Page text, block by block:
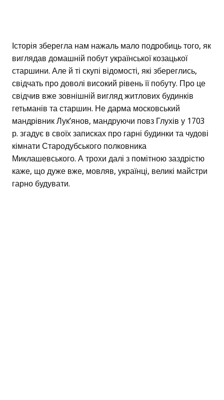
Історія зберегла нам нажаль мало подробиць того, як
виглядав домашній побут української козацької
старшини. Але й ті скупі відомості, які збереглись,
свідчать про доволі високий рівень її побуту. Про це
свідчив вже зовнішній вигляд житлових будинків
гетьманів та старшин. Не дарма московський
мандрівник Лук’янов, мандруючи повз Глухів у 1703
р. згадує в своїх записках про гарні будинки та чудові
кімнати Стародубського полковника
Миклашевського. А трохи далі з помітною заздрістю
каже, що дуже вже, мовляв, українці, великі майстри
гарно будувати.